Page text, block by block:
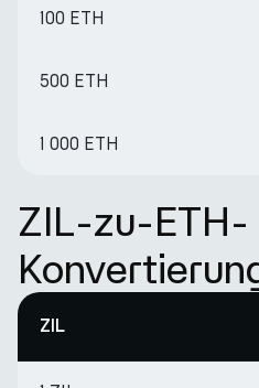
100 ETH
500 ETH
1 000 ETH
ZIL-zu-ETH-
ZIL